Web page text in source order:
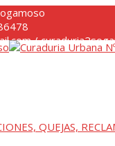
/
QUEJAS,